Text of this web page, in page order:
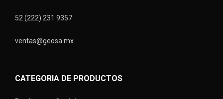
52 (222) 231 9357
ventas@geosa.mx
CATEGORIA DE PRODUCTOS